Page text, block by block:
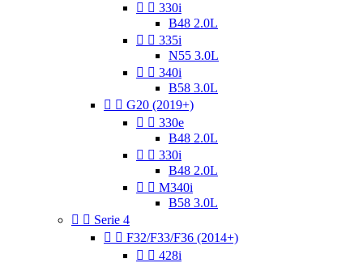
  330i
B48 2.0L
  335i
N55 3.0L
  340i
B58 3.0L
  G20 (2019+)
  330e
B48 2.0L
  330i
B48 2.0L
  M340i
B58 3.0L
  Serie 4
  F32/F33/F36 (2014+)
  428i